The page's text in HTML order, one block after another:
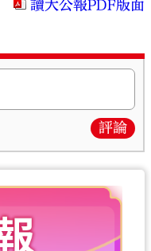
讀大公報PDF版面
評論